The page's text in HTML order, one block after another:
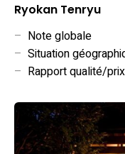
Ryokan Tenryu
– Note globale
– Situation
– Rapport qualité/prix